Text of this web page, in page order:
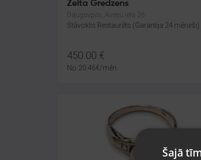
Zelta Gredzens
Daugavpils, Aveņu iela 26
Stāvoklis Restaurēts (Garantija 24 mēneši)
450.00 €
No 20.46€/mēn.
Šajā